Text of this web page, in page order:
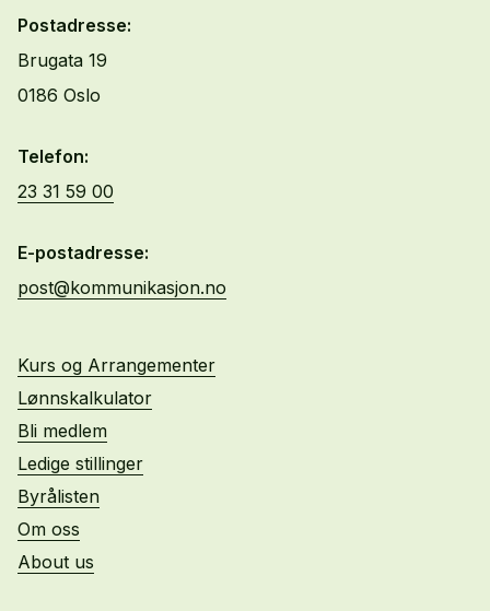
Postadresse:
Brugata 19
0186 Oslo
Telefon:
23 31 59 00
E-postadresse:
post@kommunikasjon.no
Kurs og Arrangementer
Lønnskalkulator
Bli medlem
Ledige stillinger
Byrålisten
Om oss
About us